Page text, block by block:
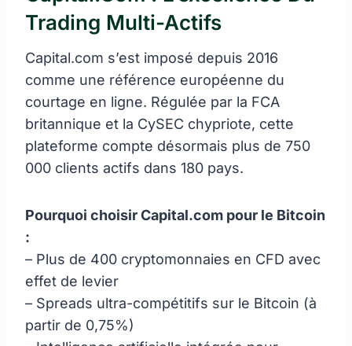
Trading Multi-Actifs
Capital.com s’est imposé depuis 2016
comme une référence européenne du
courtage en ligne. Régulée par la FCA
britannique et la CySEC chypriote, cette
plateforme compte désormais plus de 750
000 clients actifs dans 180 pays.
Pourquoi choisir Capital.com pour le Bitcoin
:
– Plus de 400 cryptomonnaies en CFD avec
effet de levier
– Spreads ultra-compétitifs sur le Bitcoin (à
partir de 0,75%)